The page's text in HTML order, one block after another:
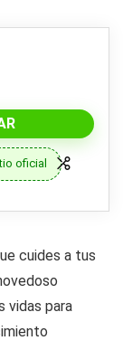
oficial
cuides a tus
vidas para